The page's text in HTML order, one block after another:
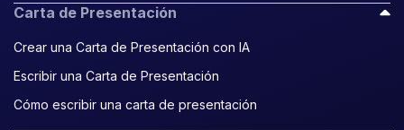
Carta de Presentación
Crear una Carta de Presentación con IA
Escribir una Carta de Presentación
Cómo escribir una carta de presentación